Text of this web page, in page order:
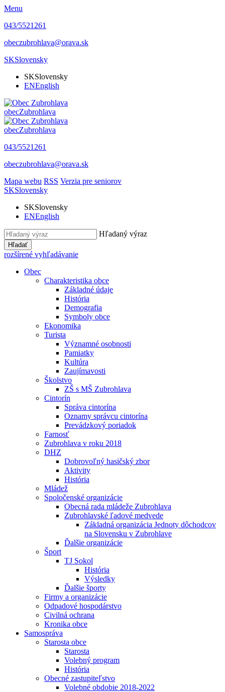
Menu
043/5521261
obeczubrohlava@orava.sk
SKSlovensky
SKSlovensky
ENEnglish
obecZubrohlava
obecZubrohlava
043/5521261
obeczubrohlava@orava.sk
Mapa webu RSS Verzia pre seniorov
SKSlovensky
SKSlovensky
ENEnglish
Hľadaný výraz
Hľadať
rozšírené vyhľadávanie
Obec
Charakteristika obce
Základné údaje
História
Demografia
Symboly obce
Ekonomika
Turista
Významné osobnosti
Pamiatky
Kultúra
Zaujímavosti
Školstvo
ZŠ s MŠ Zubrohlava
Cintorín
Správa cintorína
Oznamy správcu cintorína
Prevádzkový poriadok
Farnosť
Zubrohlava v roku 2018
DHZ
Dobrovoľný hasičský zbor
Aktivity
História
Mládež
Spoločenské organizácie
Obecná rada mládeže Zubrohlava
Zubrohlavské ľadové medvede
Základná organizácia Jednoty dôchodcov
na Slovensku v Zubrohlave
Ďalšie organizácie
Šport
TJ Sokol
História
Výsledky
Ďalšie športy
Firmy a organizácie
Odpadové hospodárstvo
Civilná ochrana
Kronika obce
Samospráva
Starosta obce
Starosta
Volebný program
História
Obecné zastupiteľstvo
Volebné obdobie 2018-2022